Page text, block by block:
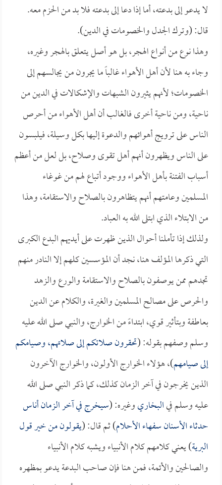
لا يدعو إلى بدعته، أما إذا دعا إلى بدعته فلا بد من الحزم معه.
قال: (وترك الجدل والخصومات في الدين).
وهذا نوع من أنواع الهجر، بل هو أصل يتعلق بالهجر وغيره،
وجاء به هنا لأن أهل الأهواء غالباً ما يجرون من يجالسهم إلى
الخصومات؛ لأنهم يثيرون الشبهات والإشكالات في الدين من
ناحية، ومن ناحية أخرى فالغالب أن أهل الأهواء من أحرص
الناس على ترويج أهوائهم والدعوة إليها بكل وسيلة، فيلبسون
على الناس ويظهرون أنهم أهل تقوى وصلاح، بل لعل من أعظم
أسباب الفتنة بأهل الأهواء ووجود أتباع لهم من غوغاء
المسلمين وعامتهم أنهم يتظاهرون بالصلاح والاستقامة، وهذا
من الابتلاء الذي ابتلى الله به العباد.
ولذلك إذا تأملنا أحوال الذين ظهرت على أيديهم البدع الكبرى
التي ذكرها المؤلف هنا، نجد أن المؤسسين كلهم إلا النادر منهم
تجدهم ممن يوصفون بالصلاح والاستقامة والورع والزهد
والحرص على مصالح المسلمين والغيرة، والكلام عن الدين
بعاطفة وبتأثير قوي، ابتداءً من الخوارج، والنبي صلى الله عليه
وسلم وصفهم بقوله: (تحقرون صلاتكم إلى صلاتهم، وصيامكم
إلى صيامهم)، هؤلاء الخوارج الأولون، والخوارج الآخرون
الذين يخرجون في آخر الزمان كذلك، كما ذكر النبي صلى الله
عليه وسلم فيالبخاريوغيره: (سيخرج في آخر الزمان أناس
حدثاء الأسنان سفهاء الأحلام) ثم قال: (يقولون من خير قول
البرية) يعني كلامهم كلام الأنبياء ويشبه كلام الأنبياء
والصالحين والأئمة، فمن هنا فإن صاحب البدعة يدعو بمظهره